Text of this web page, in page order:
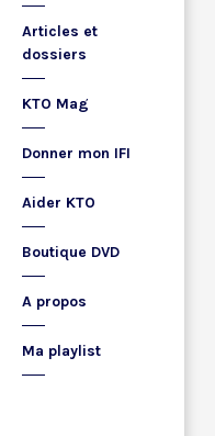
Articles et
dossiers
KTO Mag
Donner mon IFI
Aider KTO
Boutique DVD
A propos
Ma playlist